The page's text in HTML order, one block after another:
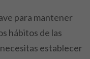
para mantener
hábitos de las
establecer